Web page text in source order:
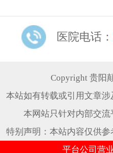
医院电话：
Copyright 贵阳
本站如有转载或引用文章
本网站只针对内部交流
特别声明：本站内容仅供参
平台公司营